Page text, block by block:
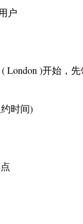
户
London )开始，
时间)